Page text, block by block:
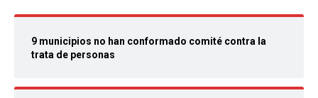
9 municipios no han conformado comité contra la
trata de personas